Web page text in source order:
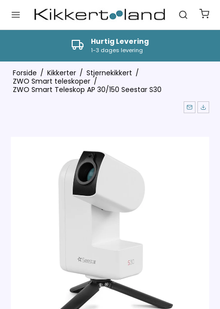
Hurtig Levering
1-3 dages levering
Forside / Kikkerter / Stjernekikkert /
ZWO Smart teleskoper /
ZWO Smart Teleskop AP 30/150 Seestar S30